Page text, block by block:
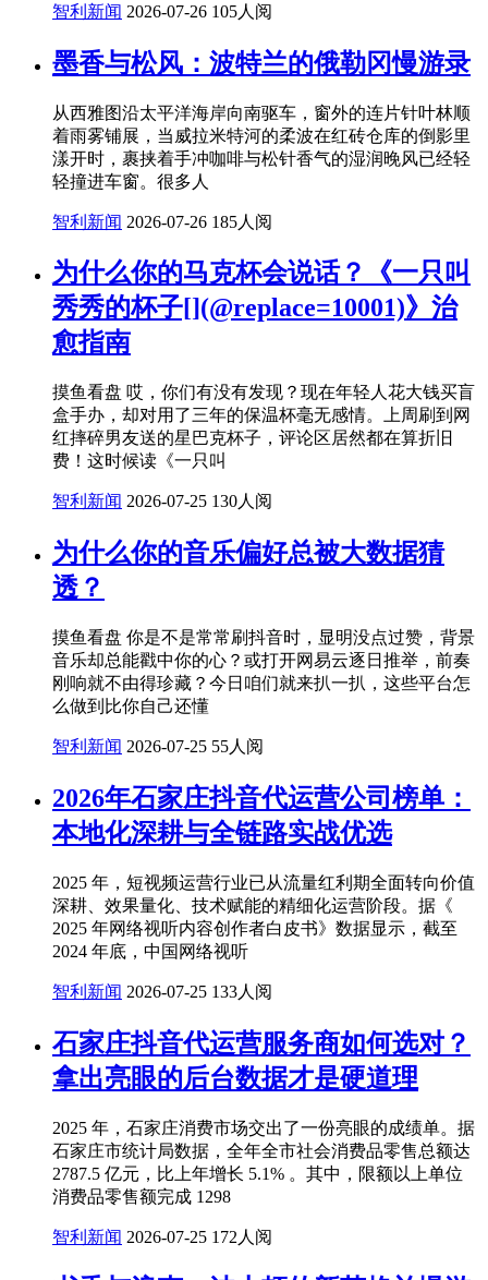
智利新闻 2026-07-26 105人阅
墨香与松风：波特兰的俄勒冈慢游录
从西雅图沿太平洋海岸向南驱车，窗外的连片针叶林顺
着雨雾铺展，当威拉米特河的柔波在红砖仓库的倒影里
漾开时，裹挟着手冲咖啡与松针香气的湿润晚风已经轻
轻撞进车窗。很多人
智利新闻 2026-07-26 185人阅
为什么你的马克杯会说话？《一只叫
秀秀的杯子[](@replace=10001)》治
愈指南
摸鱼看盘 哎，你们有没有发现？现在年轻人花大钱买盲
盒手办，却对用了三年的保温杯毫无感情。上周刷到网
红摔碎男友送的星巴克杯子，评论区居然都在算折旧
费！这时候读《一只叫
智利新闻 2026-07-25 130人阅
为什么你的音乐偏好总被大数据猜
透？
摸鱼看盘 你是不是常常刷抖音时，显明没点过赞，背景
音乐却总能戳中你的心？或打开网易云逐日推举，前奏
刚响就不由得珍藏？今日咱们就来扒一扒，这些平台怎
么做到比你自己还懂
智利新闻 2026-07-25 55人阅
2026年石家庄抖音代运营公司榜单：
本地化深耕与全链路实战优选
2025 年，短视频运营行业已从流量红利期全面转向价值
深耕、效果量化、技术赋能的精细化运营阶段。据《
2025 年网络视听内容创作者白皮书》数据显示，截至
2024 年底，中国网络视听
智利新闻 2026-07-25 133人阅
石家庄抖音代运营服务商如何选对？
拿出亮眼的后台数据才是硬道理
2025 年，石家庄消费市场交出了一份亮眼的成绩单。据
石家庄市统计局数据，全年全市社会消费品零售总额达
2787.5 亿元，比上年增长 5.1% 。其中，限额以上单位
消费品零售额完成 1298
智利新闻 2026-07-25 172人阅